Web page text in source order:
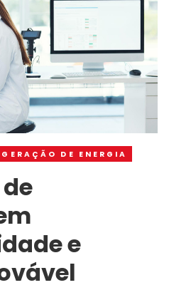
GERAÇÃO DE ENERGIA
e